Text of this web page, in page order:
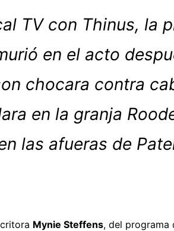
TV con Thinus, la
en el acto
chocara contra
en la granja
las afueras de
Mynie Steffens, del programa